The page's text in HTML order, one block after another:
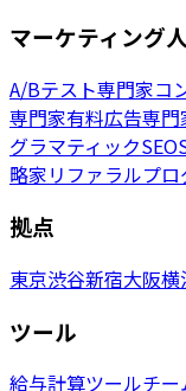
マーケティング
A/Bテスト専門家コ
専門家有料広告専門
グラマティックSEO
略家リファラルプ
拠点
東京渋谷新宿大阪横
ツール
給与計算ツールチ